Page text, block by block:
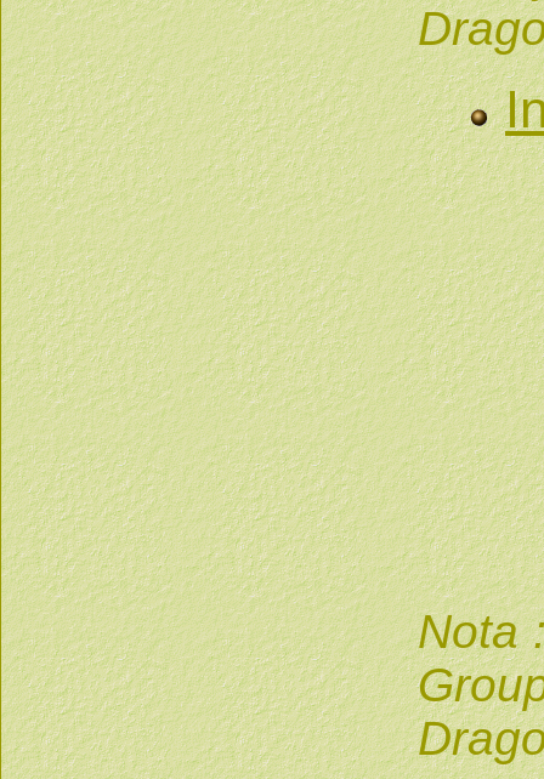
Nota